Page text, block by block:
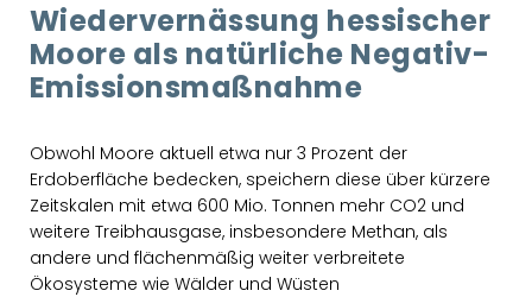
Wiedervernässung hessischer
Moore als natürliche Negativ-
Emissionsmaßnahme
Obwohl Moore aktuell etwa nur 3 Prozent der
Erdoberfläche bedecken, speichern diese über kürzere
Zeitskalen mit etwa 600 Mio. Tonnen mehr CO2 und
weitere Treibhausgase, insbesondere Methan, als
andere und flächenmäßig weiter verbreitete
Ökosysteme wie Wälder und Wüsten